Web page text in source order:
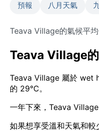
預報 八月天氣
Teava Village的氣候平均
Teava Village
Teava Village 屬於 wet
的 29°C。
一年下來，Teava
如果想享受溫和天氣和